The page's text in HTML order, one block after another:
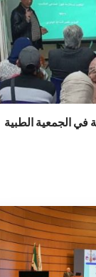
الجمعية الطبية